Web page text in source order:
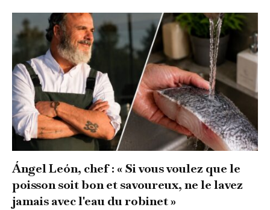
Ángel León, chef : « Si vous voulez que le
poisson soit bon et savoureux, ne le lavez
jamais avec l'eau du robinet »